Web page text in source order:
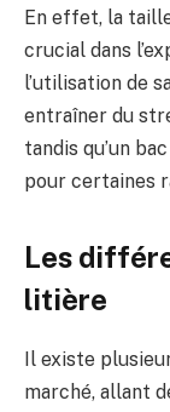
En effet, la
crucial dans
l’utilisation de
entraîner du
tandis qu’un
pour certaines
Les
litière
Il existe
marché, allant